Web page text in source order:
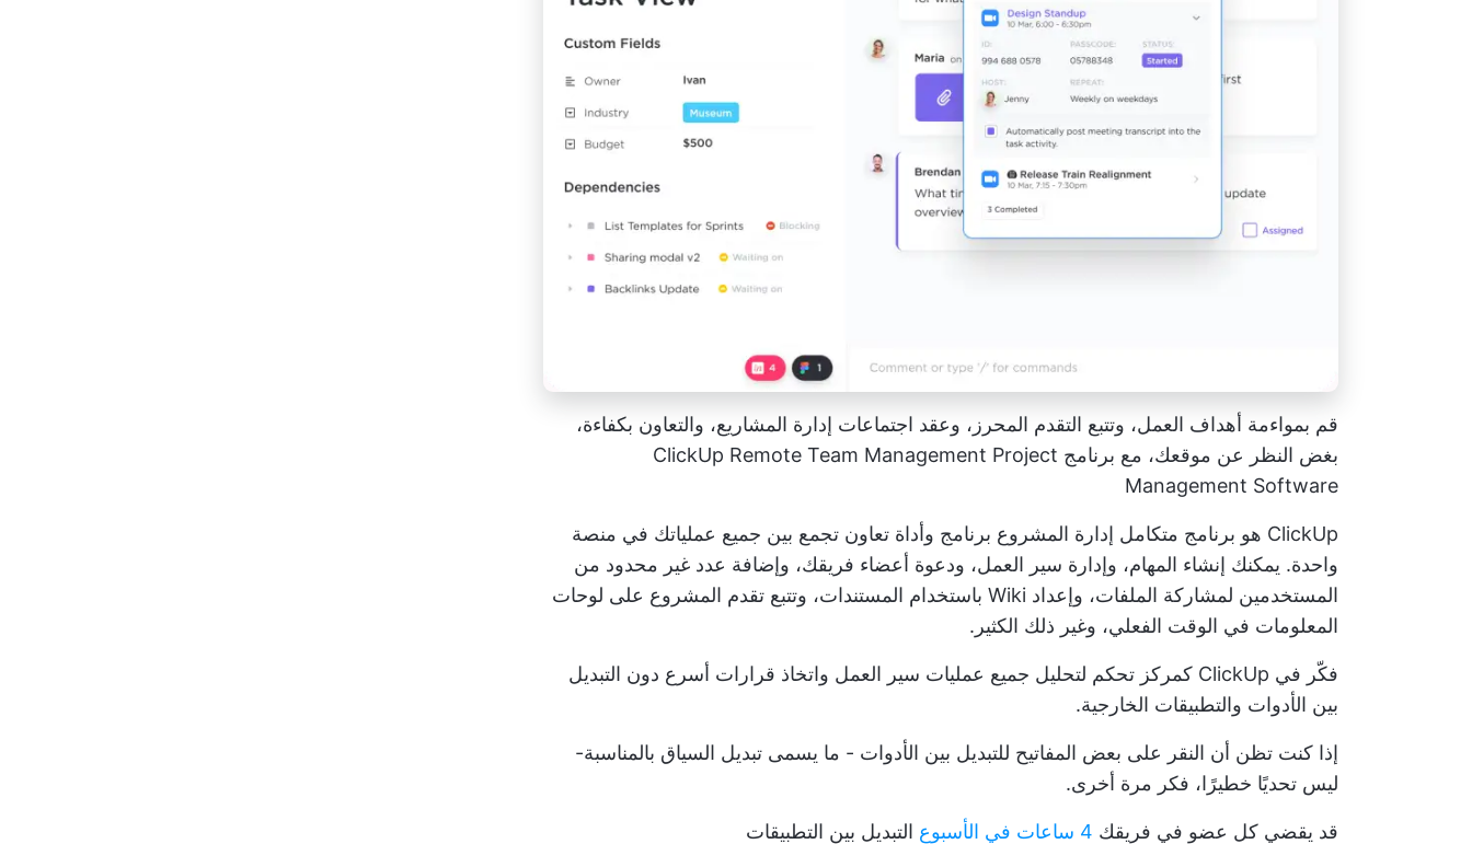
قم بمواءمة أهداف العمل، وتتبع التقدم المحرز، وعقد اجتماعات إدارة المشاريع، والتعاون بكفاءة،
بغض النظر عن موقعك، مع برنامج ClickUp Remote Team Management Project
Management Software
ClickUp هو برنامج متكامل إدارة المشروع برنامج وأداة تعاون تجمع بين جميع عملياتك في منصة
واحدة. يمكنك إنشاء المهام، وإدارة سير العمل، ودعوة أعضاء فريقك، وإضافة عدد غير محدود من
المستخدمين لمشاركة الملفات، وإعداد Wiki باستخدام المستندات، وتتبع تقدم المشروع على لوحات
المعلومات في الوقت الفعلي، وغير ذلك الكثير.
فكّر في ClickUp كمركز تحكم لتحليل جميع عمليات سير العمل واتخاذ قرارات أسرع دون التبديل
بين الأدوات والتطبيقات الخارجية.
إذا كنت تظن أن النقر على بعض المفاتيح للتبديل بين الأدوات - ما يسمى تبديل السياق بالمناسبة-
ليس تحديًا خطيرًا، فكر مرة أخرى.
قد يقضي كل عضو في فريقك 4 ساعات في الأسبوع التبديل بين التطبيقات